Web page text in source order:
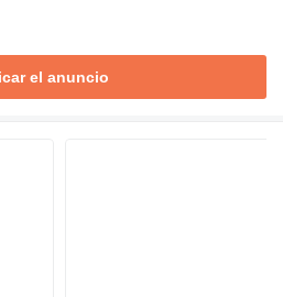
el anuncio